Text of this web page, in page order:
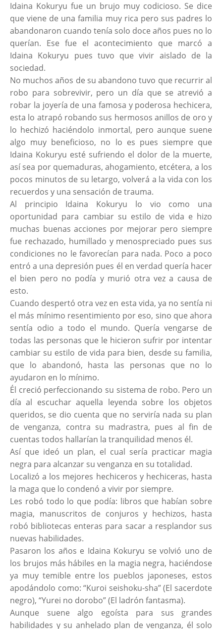
Idaina Kokuryu fue un brujo muy codicioso. Se dice
que viene de una familia muy rica pero sus padres lo
abandonaron cuando tenía solo doce años pues no lo
querían. Ese fue el acontecimiento que marcó a
Idaina Kokuryu pues tuvo que vivir aislado de la
sociedad.
No muchos años de su abandono tuvo que recurrir al
robo para sobrevivir, pero un día que se atrevió a
robar la joyería de una famosa y poderosa hechicera,
esta lo atrapó robando sus hermosos anillos de oro y
lo hechizó haciéndolo inmortal, pero aunque suene
algo muy beneficioso, no lo es pues siempre que
Idaina Kokuryu esté sufriendo el dolor de la muerte,
así sea por quemaduras, ahogamiento, etcétera, a los
pocos minutos de su letargo, volverá a la vida con los
recuerdos y una sensación de trauma.
Al principio Idaina Kokuryu lo vio como una
oportunidad para cambiar su estilo de vida e hizo
muchas buenas acciones por mejorar pero siempre
fue rechazado, humillado y menospreciado pues sus
condiciones no le favorecían para nada. Poco a poco
entró a una depresión pues él en verdad quería hacer
el bien pero no podía y murió otra vez a causa de
esto.
Cuando despertó otra vez en esta vida, ya no sentía ni
el más mínimo resentimiento por eso, sino que ahora
sentía odio a todo el mundo. Quería vengarse de
todas las personas que le hicieron sufrir por intentar
cambiar su estilo de vida para bien, desde su familia,
que lo abandonó, hasta las personas que no lo
ayudaron en lo mínimo.
Él creció perfeccionando su sistema de robo. Pero un
día al escuchar aquella leyenda sobre los objetos
queridos, se dio cuenta que no serviría nada su plan
de venganza, contra su madrastra, pues al fin de
cuentas todos hallarían la tranquilidad menos él.
Así que ideó un plan, el cual sería practicar magia
negra para alcanzar su venganza en su totalidad.
Localizó a los mejores hechiceros y hechiceras, hasta
la maga que lo condenó a vivir por siempre.
Les robó todo lo que podía: libros que habían sobre
magia, manuscritos de conjuros y hechizos, hasta
robó bibliotecas enteras para sacar a resplandor sus
nuevas habilidades.
Pasaron los años e Idaina Kokuryu se volvió uno de
los brujos más hábiles en la magia negra, haciéndose
ya muy temible entre los pueblos japoneses, estos
apodándolo como: “Kuroi seishoku-sha” (El sacerdote
negro), “Yurei no dorobo” (El ladrón fantasma).
Aunque suene algo egoísta para sus grandes
habilidades y su anhelado plan de venganza, él solo